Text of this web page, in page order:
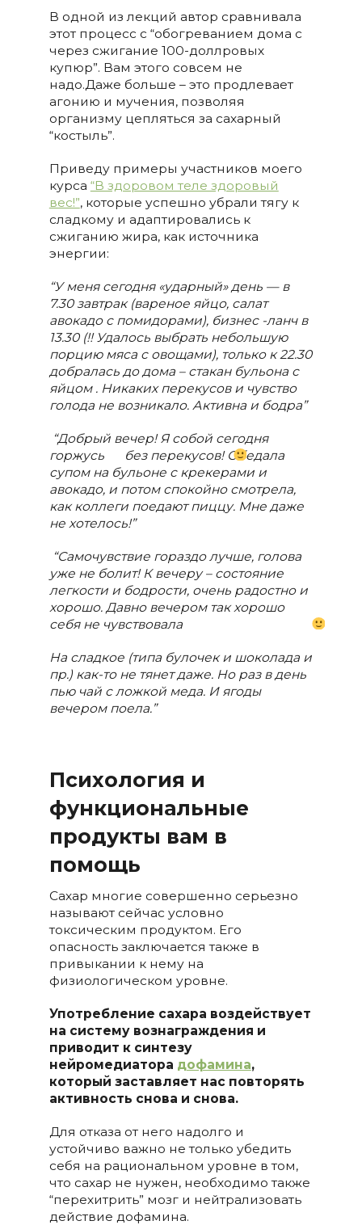
В одной из лекций автор сравнивала
этот процесс с “обогреванием дома с
через сжигание 100-доллровых
купюр”. Вам этого совсем не
надо.Даже больше – это продлевает
агонию и мучения, позволяя
организму цепляться за сахарный
“костыль”.
Приведу примеры участников моего
курса “В здоровом теле здоровый
вес!”, которые успешно убрали тягу к
сладкому и адаптировались к
сжиганию жира, как источника
энергии:
“У меня сегодня «ударный» день — в
7.30 завтрак (вареное яйцо, салат
авокадо с помидорами), бизнес -ланч в
13.30 (!! Удалось выбрать небольшую
порцию мяса с овощами), только к 22.30
добралась до дома – стакан бульона с
яйцом . Никаких перекусов и чувство
голода не возникало. Активна и бодра”
“Добрый вечер! Я собой сегодня
горжусь
без перекусов! Обедала
супом на бульоне с крекерами и
авокадо, и потом спокойно смотрела,
как коллеги поедают пиццу. Мне даже
не хотелось!”
“Самочувствие гораздо лучше, голова
уже не болит! К вечеру – состояние
легкости и бодрости, очень радостно и
хорошо. Давно вечером так хорошо
себя не чувствовала
На сладкое (типа булочек и шоколада и
пр.) как-то не тянет даже. Но раз в день
пью чай с ложкой меда. И ягоды
вечером поела.”
Психология и
функциональные
продукты вам в
помощь
Сахар многие совершенно серьезно
называют сейчас условно
токсическим продуктом. Его
опасность заключается также в
привыкании к нему на
физиологическом уровне.
Употребление сахара воздействует
на систему вознаграждения и
приводит к синтезу
нейромедиатора дофамина,
который заставляет нас повторять
активность снова и снова.
Для отказа от него надолго и
устойчиво важно не только убедить
себя на рациональном уровне в том,
что сахар не нужен, необходимо также
“перехитрить” мозг и нейтрализовать
действие дофамина.